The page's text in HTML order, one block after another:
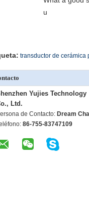
u
transductor de cerámica
Yujies Technology
Ltd.
de Contacto: Dream
86-755-83747109